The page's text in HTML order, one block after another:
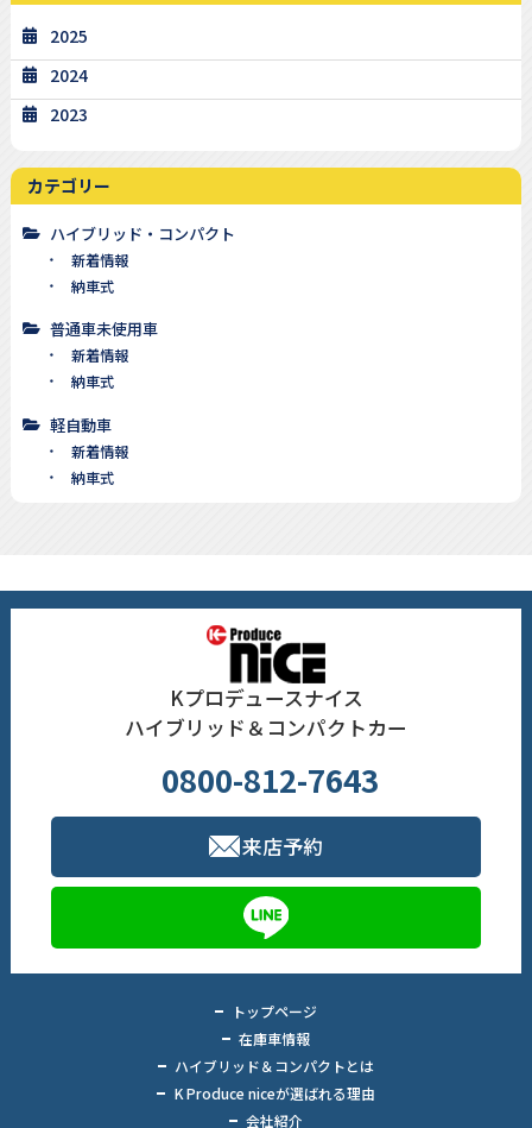
2025
2024
2023
カテゴリー
ハイブリッド・コンパクト
新着情報
納車式
普通車未使用車
新着情報
納車式
軽自動車
新着情報
納車式
Kプロデュースナイス
ハイブリッド＆コンパクトカー
0800-812-7643
来店予約
トップページ
在庫車情報
ハイブリッド＆コンパクトとは
K Produce niceが選ばれる理由
会社紹介